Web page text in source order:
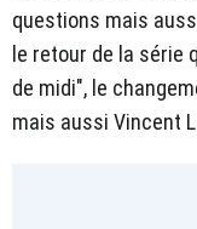
questions mais
le retour de la série
de midi", le
mais aussi Vincent